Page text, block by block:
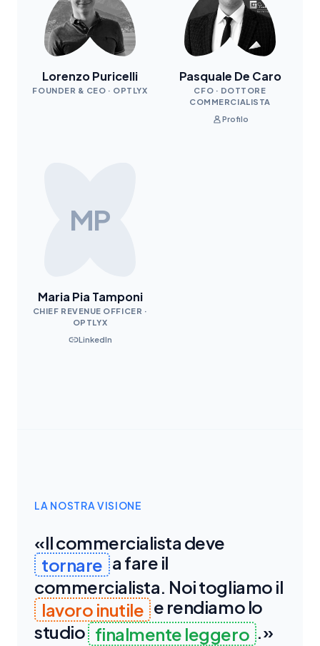
Lorenzo Puricelli
FOUNDER & CEO · OPTLYX
Pasquale De Caro
CFO · DOTTORE
COMMERCIALISTA
Profilo
MP
Maria Pia Tamponi
CHIEF REVENUE OFFICER ·
OPTLYX
LinkedIn
LA NOSTRA VISIONE
«Ilcommercialista deve
tornare a fare il
commercialista. Noitogliamo il
lavoro inutile e rendiamo lo
studio finalmente leggero .»